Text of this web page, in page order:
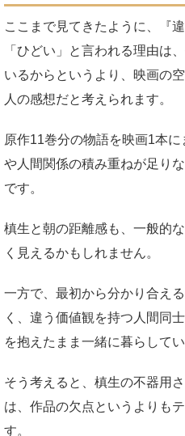
ここまで見てきたように、『
「ひどい」と言われる理由は
いるからというより、映画の
人の感想だと考えられます。
原作11巻分の物語を映画1本
や人間関係の積み重ねが足り
です。
槙生と朝の距離感も、一般的
く見えるかもしれません。
一方で、最初から分かり合え
く、違う価値観を持つ人間同
を抱えたまま一緒に暮らしてい
そう考えると、槙生の不器用
は、作品の欠点というよりも
す。